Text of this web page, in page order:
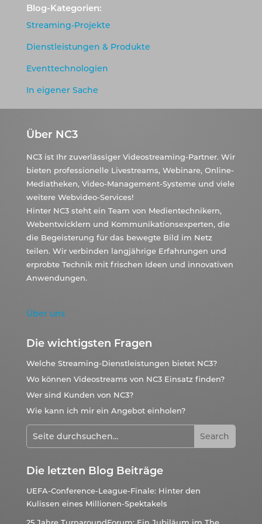
Blog-Kategorien:
Streaming-Projekte
Dienstleistungen & Produkte
Eventtechnologien
In eigener Sache
Über NC3
NC3 ist Ihr zuverlässiger Videostreaming-Partner. Wir
bieten professionelle Livestreams, Webinare, Online-
Mediatheken, Video-Management-Systeme und viele
weitere Webvideo-Services!
Hinter NC3 steht ein Team von Medientechnikern,
Webentwicklern und Kommunikationsexperten, die
die Begeisterung für das bewegte Bild im Netz
teilen. Wir verbinden langjährige Erfahrungen und
erprobte Technik mit frischen Ideen und innovativen
Anwendungen.
Über uns
Die wichtigsten Fragen
Welche Streaming-Dienstleistungen bietet NC3?
Wo können Videostreams von NC3 Einsatz finden?
Wer sind Kunden von NC3?
Wie kann ich mir ein Angebot einholen?
Die letzten Blog Beiträge
UEFA-Conference-League-Finale: Hinter den
Kulissen eines Millionen-Spektakels